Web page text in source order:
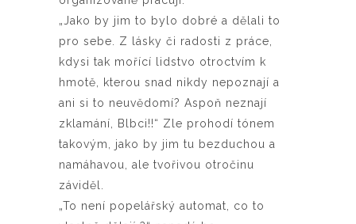
„Jako by jim to bylo dobré a dělali to
pro sebe. Z lásky či radosti z práce,
kdysi tak mořící lidstvo otroctvím k
hmotě, kterou snad nikdy nepoznají a
ani si to neuvědomí? Aspoň neznají
zklamání, Blbci!!“ Zle prohodí tónem
takovým, jako by jim tu bezduchou a
namáhavou, ale tvořivou otročinu
záviděl.
„To není popelářský automat, co to